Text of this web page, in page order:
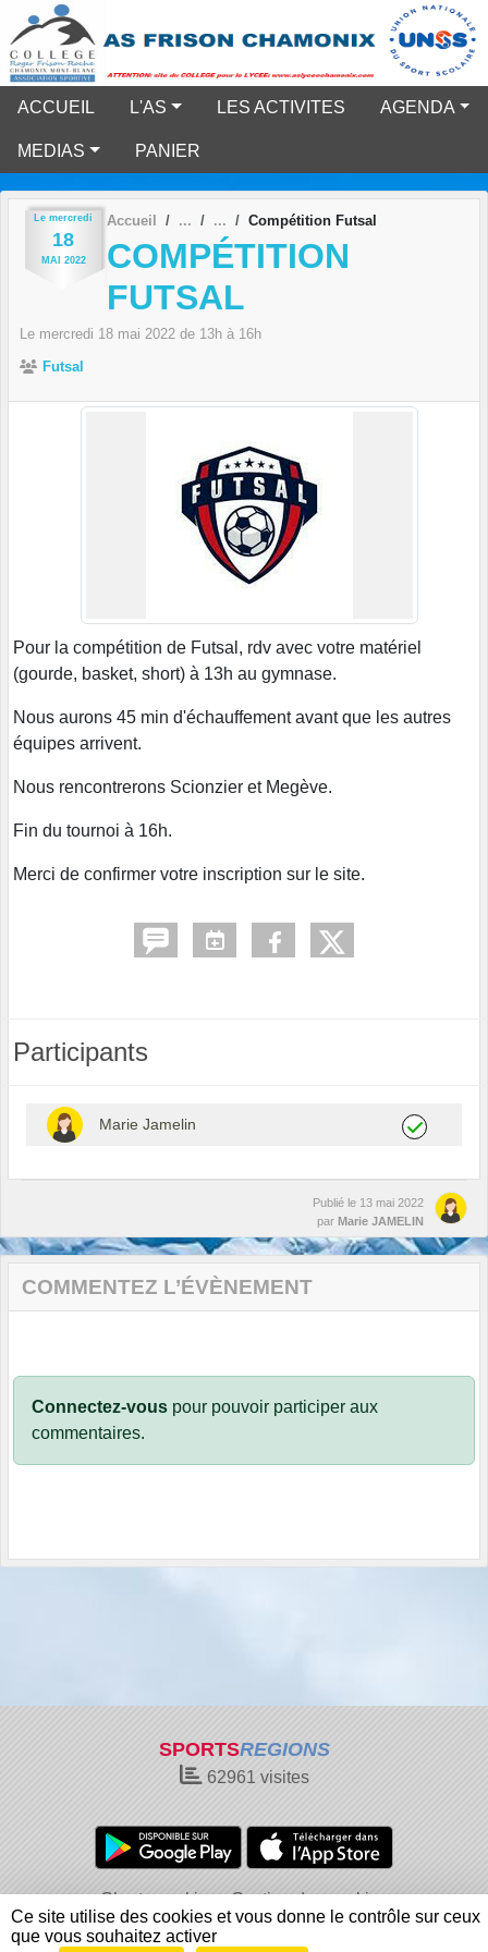
ACCUEIL L'AS LES ACTIVITES AGENDA
MEDIAS PANIER
Le mercredi
18
MAI 2022
Accueil Compétition Futsal
COMPÉTITION
FUTSAL
Le mercredi 18 mai 2022 de 13h à 16h
Futsal
Pour la compétition de Futsal, rdv avec votre matériel
(gourde, basket, short) à 13h au gymnase.
Nous aurons 45 min d'échauffement avant que les autres
équipes arrivent.
Nous rencontrerons Scionzier et Megève.
Fin du tournoi à 16h.
Merci de confirmer votre inscription sur le site.
Participants
Marie Jamelin
Publié le 13 mai 2022
par Marie JAMELIN
COMMENTEZ L’ÉVÈNEMENT
Connectez-vous pour pouvoir participer aux
commentaires.
SPORTSREGIONS
62961 visites
Charte cookies
Gestion des cookies
Informations légales
Signaler un contenu inapproprié
Panneau de gestion des cookies
Ce site utilise des cookies et vous donne le contrôle sur ceux
que vous souhaitez activer